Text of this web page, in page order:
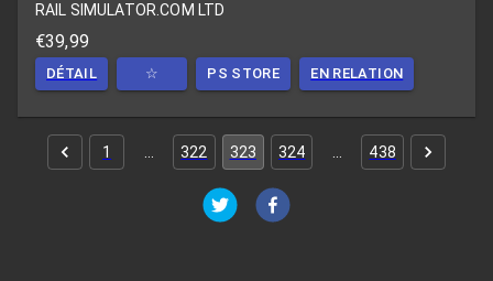
RAIL SIMULATOR.COM LTD
€39,99
DÉTAIL ☆ PS STORE EN RELATION
1 322 323 324 438